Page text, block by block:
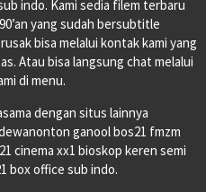
indo. Kami sedia filem terbaru
yang sudah bersubtitle
bisa melalui kontak kami yang
Atau bisa langsung chat melalui
di menu.
dengan situs lainnya
ganool bos21 fmzm
cinema xx1 bioskop keren semi
box office sub indo.